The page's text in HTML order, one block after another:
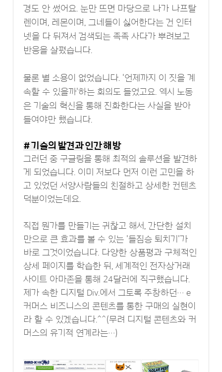
경도 안 썼어요. 눈만 뜨면 마당으로 나가 나프탈
렌이며, 레몬이며, 그네들이 싫어한다는 건 인터
넷을 다 뒤져서 검색되는 족족 사다가 뿌려보고
반응을 살폈습니다.
물론 별 소용이 없었습니다. '언제까지 이 짓을 계
속할 수 있을까'하는 회의도 들었고요. 역시 노동
은 기술의 혁신을 통해 진화한다는 사실을 받아
들여야만 했습니다.
# 기술의 발견과 인간 해방
그러던 중 구글링을 통해 최적의 솔루션을 발견하
게 되었습니다. 이미 저보다 먼저 이런 고민을 하
고 있었던 서양사람들의 친절하고 상세한 컨텐츠
덕분이었는데요.
직접 뭔가를 만들기는 귀찮고 해서, 간단한 설치
만으로 큰 효과를 볼 수 있는 '들짐승 퇴치기'가
바로 그것이었습니다. 다양한 상품평과 구체적인
상세 페이지를 학습한 뒤, 세계적인 전자상거래
사이트 아마존을 통해 24달러에 직구했습니다.
제가 속한 디지털 Div.에서 그토록 주창하던… e
커머스 비즈니스의 콘텐츠를 통한 구매의 실현이
라 할 수 있겠습니다.^^(무려 디지털 콘텐츠와 커
머스의 유기적 연계라는…)